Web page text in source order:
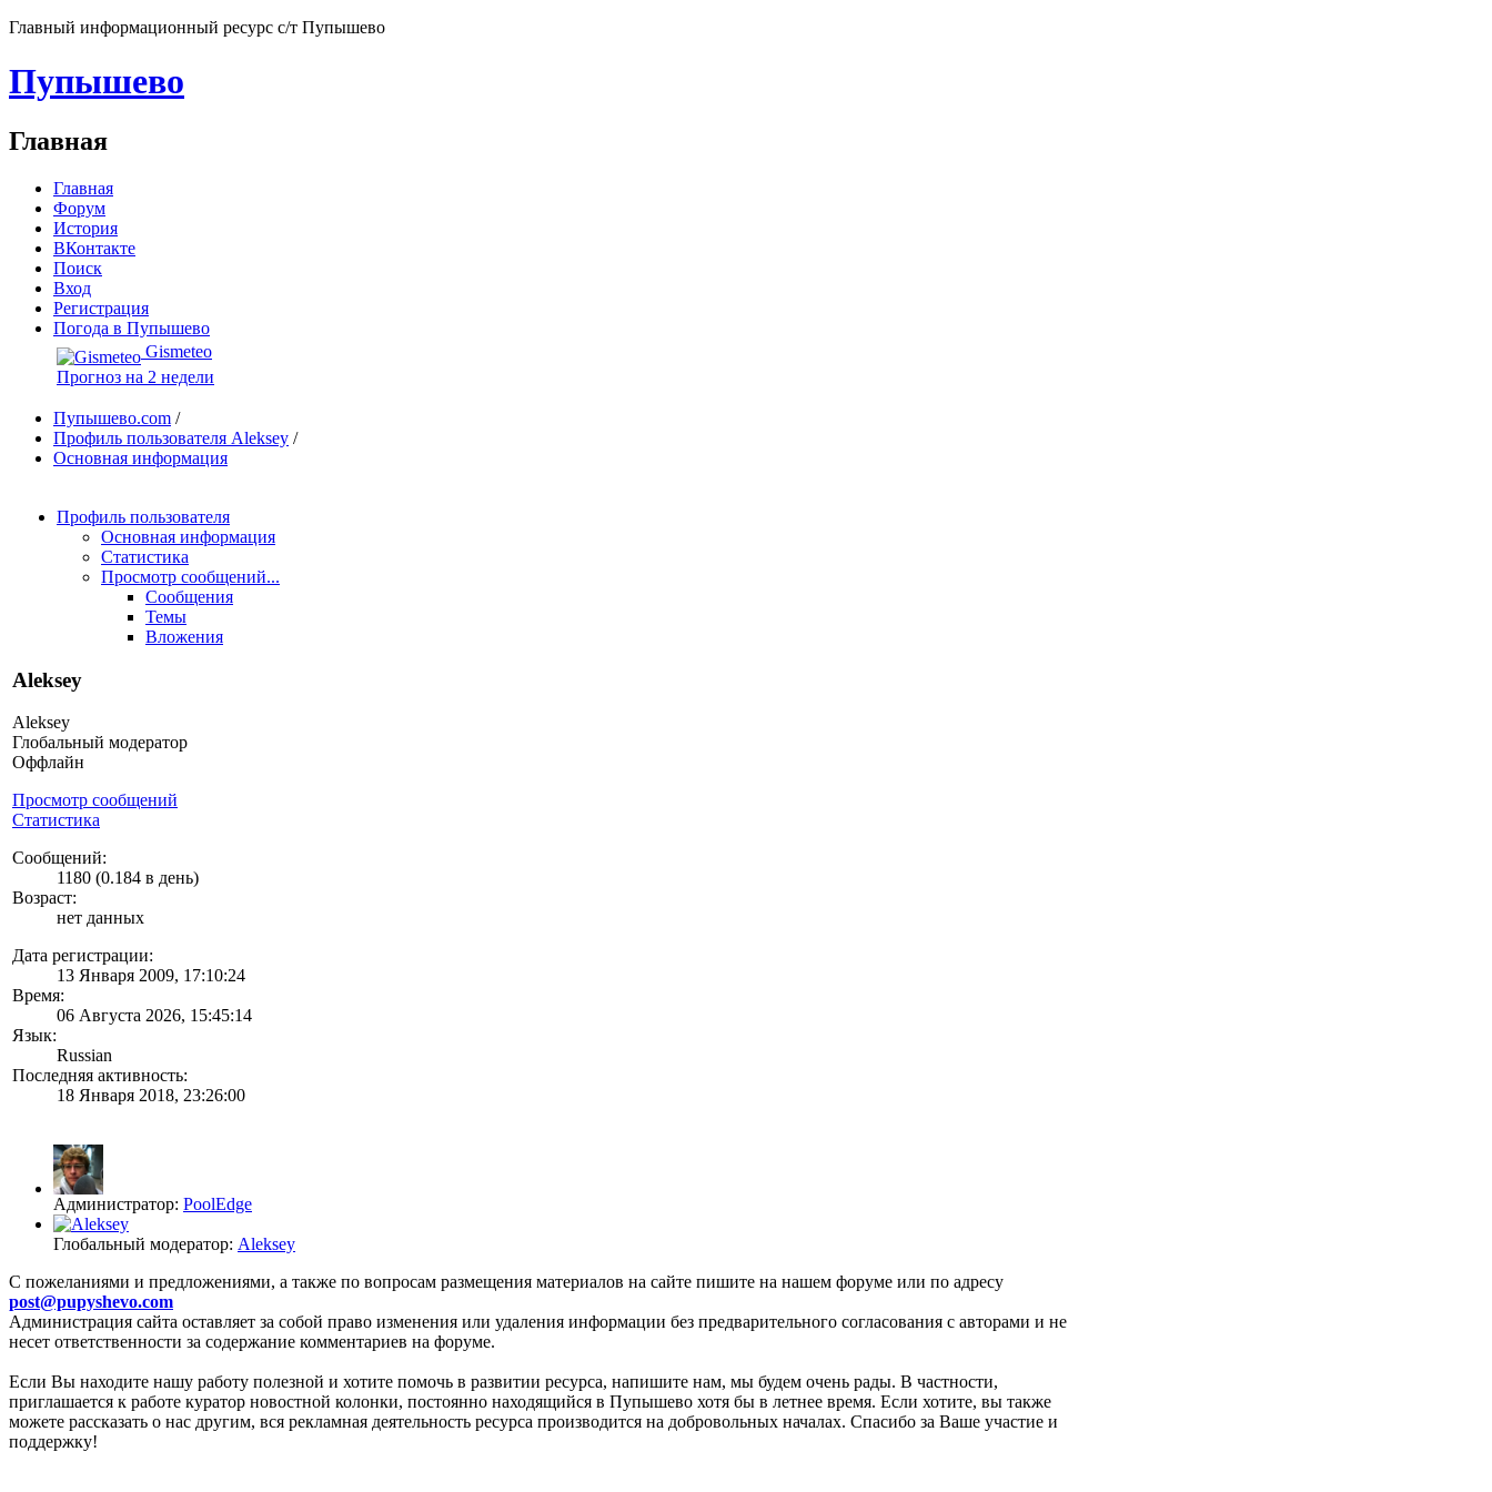
Главный информационный ресурс с/т Пупышево
Пупышево
Главная
Главная
Форум
История
ВКонтакте
Поиск
Вход
Регистрация
Погода в Пупышево
Gismeteo
Прогноз на 2 недели
Пупышево.com /
Профиль пользователя Aleksey /
Основная информация
Профиль пользователя
Основная информация
Статистика
Просмотр сообщений...
Сообщения
Темы
Вложения
Aleksey
Aleksey
Глобальный модератор
Оффлайн
Просмотр сообщений
Статистика
Сообщений:
1180 (0.184 в день)
Возраст:
нет данных
Дата регистрации:
13 Января 2009, 17:10:24
Время:
06 Августа 2026, 15:45:14
Язык:
Russian
Последняя активность:
18 Января 2018, 23:26:00
Администратор: PoolEdge
Глобальный модератор: Aleksey
C пожеланиями и предложениями, а также по вопросам размещения материалов на сайте пишите на нашем форуме или по адресу
post@pupyshevo.com
Администрация сайта оставляет за собой право изменения или удаления информации без предварительного согласования с авторами и не
несет ответственности за содержание комментариев на форуме.
Если Вы находите нашу работу полезной и хотите помочь в развитии ресурса, напишите нам, мы будем очень рады. В частности,
приглашается к работе куратор новостной колонки, постоянно находящийся в Пупышево хотя бы в летнее время. Если хотите, вы также
можете рассказать о нас другим, вся рекламная деятельность ресурса производится на добровольных началах. Спасибо за Ваше участие и
поддержку!